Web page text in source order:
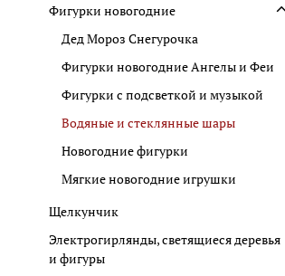
Фигурки новогодние
Дед Мороз Снегурочка
Фигурки новогодние Ангелы и Феи
Фигурки с подсветкой и музыкой
Водяные и стеклянные шары
Новогодние фигурки
Мягкие новогодние игрушки
Щелкунчик
Электрогирлянды, светящиеся деревья
и фигуры